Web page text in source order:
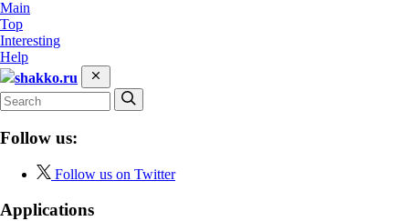
Main
Top
Interesting
Help
shakko.ru
Follow us:
Follow us on Twitter
Applications